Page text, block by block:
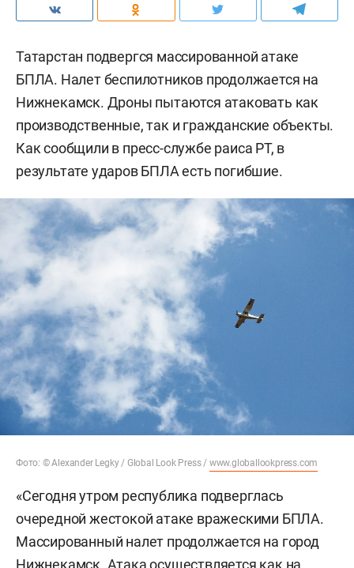
Татарстан подвергся массированной атаке
БПЛА. Налет беспилотников продолжается на
Нижнекамск. Дроны пытаются атаковать как
производственные, так и гражданские объекты.
Как сообщили в пресс-службе раиса РТ, в
результате ударов БПЛА есть погибшие.
Фото: © Alexander Legky / Global Look Press / www.globallookpress.com
«Сегодня утром республика подверглась
очередной жестокой атаке вражескими БПЛА.
Массированный налет продолжается на город
Нижнекамск. Атака осуществляется как на